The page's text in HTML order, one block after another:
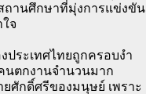
ถานศึกษาที่มุ่งการแข่งขัน
จ
ประเทศไทยถูกครอบงำ
นตกงานจำนวนมาก
ศักดิ์ศรีของมนุษย์ เพราะ